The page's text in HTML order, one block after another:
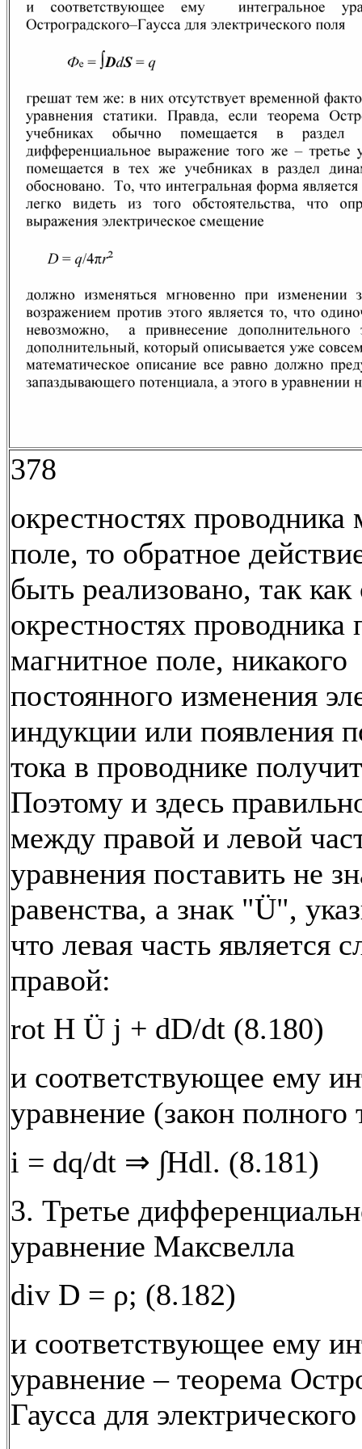
378
окрестностях проводника
поле, то обратное
быть реализовано, так как
окрестностях проводника
магнитное поле, никакого
постоянного изменения
индукции или появления
тока в проводнике
Поэтому и здесь
между правой и левой
уравнения поставить не
равенства, а знак "Ü",
что левая часть является
правой:
rot H Ü j + dD/dt (8.180)
и соответствующее ему
уравнение (закон полного
i = dq/dt ⇒ ∫Hdl. (8.181)
3. Третье
уравнение Максвелла
div D = ρ; (8.182)
и соответствующее ему
уравнение – теорема
Гаусса для